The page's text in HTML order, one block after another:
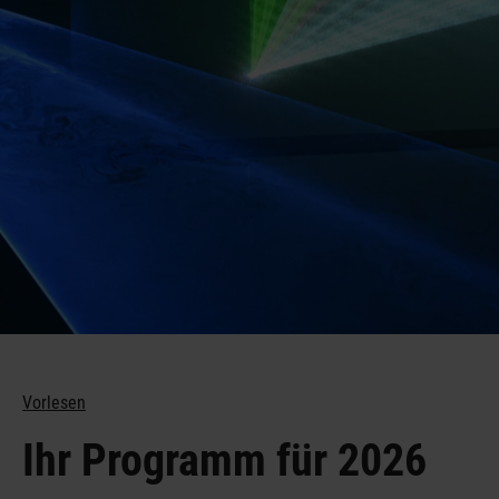
... und
Vorlesen
Ihr Programm für 2026